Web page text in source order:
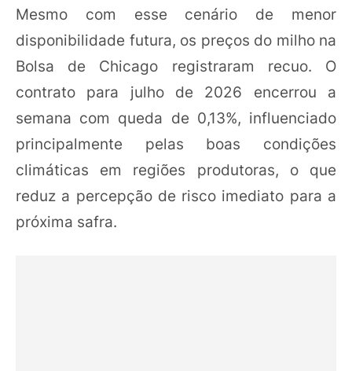
Mesmo com esse cenário de menor
disponibilidade futura, os preços do milho na
Bolsa de Chicago registraram recuo. O
contrato para julho de 2026 encerrou a
semana com queda de 0,13%, influenciado
principalmente pelas boas condições
climáticas em regiões produtoras, o que
reduz a percepção de risco imediato para a
próxima safra.